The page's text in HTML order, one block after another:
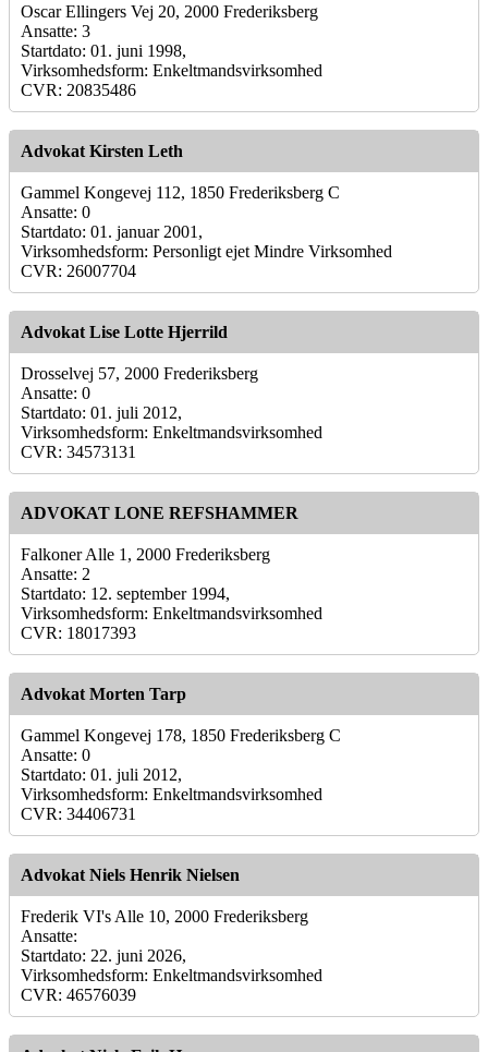
Oscar Ellingers Vej 20, 2000 Frederiksberg
Ansatte: 3
Startdato: 01. juni 1998,
Virksomhedsform: Enkeltmandsvirksomhed
CVR: 20835486
Advokat Kirsten Leth
Gammel Kongevej 112, 1850 Frederiksberg C
Ansatte: 0
Startdato: 01. januar 2001,
Virksomhedsform: Personligt ejet Mindre Virksomhed
CVR: 26007704
Advokat Lise Lotte Hjerrild
Drosselvej 57, 2000 Frederiksberg
Ansatte: 0
Startdato: 01. juli 2012,
Virksomhedsform: Enkeltmandsvirksomhed
CVR: 34573131
ADVOKAT LONE REFSHAMMER
Falkoner Alle 1, 2000 Frederiksberg
Ansatte: 2
Startdato: 12. september 1994,
Virksomhedsform: Enkeltmandsvirksomhed
CVR: 18017393
Advokat Morten Tarp
Gammel Kongevej 178, 1850 Frederiksberg C
Ansatte: 0
Startdato: 01. juli 2012,
Virksomhedsform: Enkeltmandsvirksomhed
CVR: 34406731
Advokat Niels Henrik Nielsen
Frederik VI's Alle 10, 2000 Frederiksberg
Ansatte:
Startdato: 22. juni 2026,
Virksomhedsform: Enkeltmandsvirksomhed
CVR: 46576039